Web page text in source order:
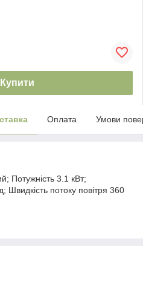
Купити
Оплата Умови
Потужність 3.1 кВт;
Швидкість потоку повітря 360